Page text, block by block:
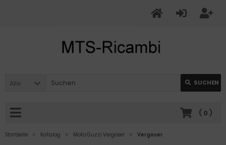
Alle SUCHEN
( 0 )
Startseite Katalog Moto Guzzi Vergaser Vergaser